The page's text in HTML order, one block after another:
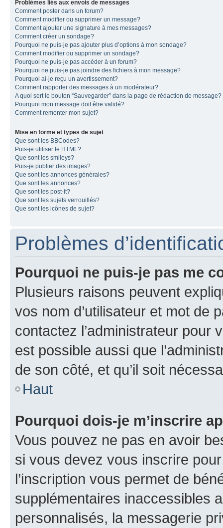
Problèmes liés aux envois de messages
Comment poster dans un forum?
Comment modifier ou supprimer un message?
Comment ajouter une signature à mes messages?
Comment créer un sondage?
Pourquoi ne puis-je pas ajouter plus d’options à mon sondage?
Comment modifier ou supprimer un sondage?
Pourquoi ne puis-je pas accéder à un forum?
Pourquoi ne puis-je pas joindre des fichiers à mon message?
Pourquoi ai-je reçu un avertissement?
Comment rapporter des messages à un modérateur?
A quoi sert le bouton “Sauvegarder” dans la page de rédaction de message?
Pourquoi mon message doit être validé?
Comment remonter mon sujet?
Mise en forme et types de sujet
Que sont les BBCodes?
Puis-je utiliser le HTML?
Que sont les smileys?
Puis-je publier des images?
Que sont les annonces générales?
Que sont les annonces?
Que sont les post-it?
Que sont les sujets verrouillés?
Que sont les icônes de sujet?
Problèmes
Pourquoi ne puis-je pas me
Plusieurs raisons peuvent
vos nom d’utilisateur et mot de
contactez l’administrateur pour
est possible aussi que
de son côté, et qu’il soit
Haut
Pourquoi dois-je m’inscrire
Vous pouvez ne pas en avoir
si vous devez vous inscrire
l’inscription vous permet de
supplémentaires inaccessibles
personnalisés, la messagerie